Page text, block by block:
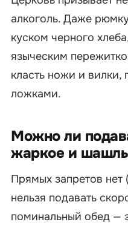
алкоголь. Даже
куском черного
языческим
класть ножи и вилки,
ложками.
Можно ли
жаркое и
Прямых запретов нет
нельзя подавать
поминальный обед —